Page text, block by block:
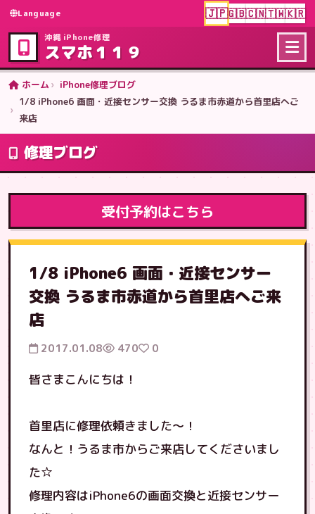
Language 🇯🇵🇬🇧🇨🇳🇹🇼🇰🇷
沖縄 iPhone修理
スマホ１１９
ホーム
iPhone修理ブログ
1/8 iPhone6 画面・近接センサー交換 うるま市赤道から首里店へご
来店
修理ブログ
受付予約はこちら
1/8 iPhone6 画面・近接センサー
交換 うるま市赤道から首里店へご来
店
2017.01.08 470 0
皆さまこんにちは！
首里店に修理依頼きました〜！
なんと！うるま市からご来店してくださいまし
た☆
修理内容はiPhone6の画面交換と近接センサー